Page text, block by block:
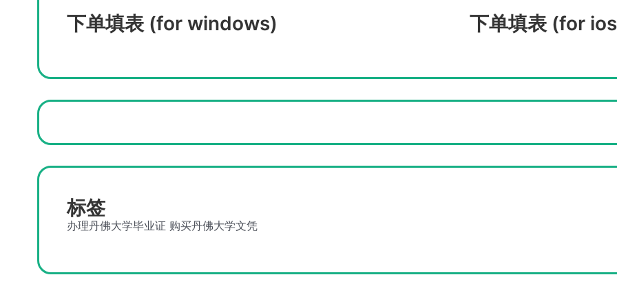
下单填表 (for windows) 下单填表 (for
标签
办理丹佛大学毕业证 购买丹佛大学文凭